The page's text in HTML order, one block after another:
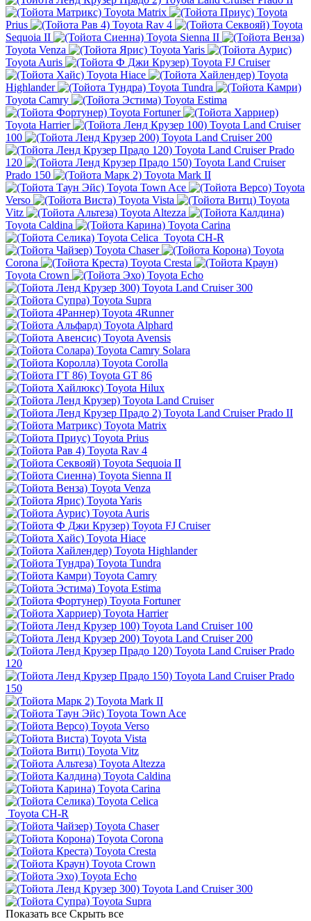
Toyota Matrix
Toyota
Prius
Toyota Rav 4
Toyota
Sequoia II
Toyota Sienna II
Toyota Venza
Toyota Yaris
Toyota Auris
Toyota FJ Cruiser
Toyota Hiace
Toyota
Highlander
Toyota Tundra
Toyota Camry
Toyota Estima
Toyota Fortuner
Toyota Harrier
Toyota Land Cruiser
100
Toyota Land Cruiser 200
Toyota Land Cruiser Prado
120
Toyota Land Cruiser
Prado 150
Toyota Mark II
Toyota Town Ace
Toyota
Verso
Toyota Vista
Toyota
Vitz
Toyota Altezza
Toyota Caldina
Toyota Carina
Toyota Celica Toyota CH-R
Toyota Chaser
Toyota
Corona
Toyota Cresta
Toyota Crown
Toyota Echo
Toyota Land Cruiser 300
Toyota Supra
Toyota 4Runner
Toyota Alphard
Toyota Avensis
Toyota Camry Solara
Toyota Corolla
Toyota GT 86
Toyota Hilux
Toyota Land Cruiser
Toyota Land Cruiser Prado II
Toyota Matrix
Toyota Prius
Toyota Rav 4
Toyota Sequoia II
Toyota Sienna II
Toyota Venza
Toyota Yaris
Toyota Auris
Toyota FJ Cruiser
Toyota Hiace
Toyota Highlander
Toyota Tundra
Toyota Camry
Toyota Estima
Toyota Fortuner
Toyota Harrier
Toyota Land Cruiser 100
Toyota Land Cruiser 200
Toyota Land Cruiser Prado
120
Toyota Land Cruiser Prado
150
Toyota Mark II
Toyota Town Ace
Toyota Verso
Toyota Vista
Toyota Vitz
Toyota Altezza
Toyota Caldina
Toyota Carina
Toyota Celica
Toyota CH-R
Toyota Chaser
Toyota Corona
Toyota Cresta
Toyota Crown
Toyota Echo
Toyota Land Cruiser 300
Toyota Supra
Показать все Скрыть все